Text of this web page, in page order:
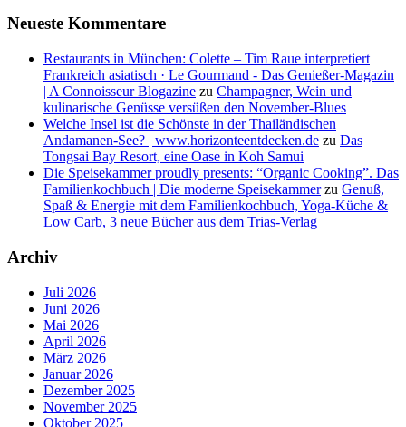
Neueste Kommentare
Restaurants in München: Colette – Tim Raue interpretiert
Frankreich asiatisch · Le Gourmand - Das Genießer-Magazin
| A Connoisseur Blogazine zu Champagner, Wein und
kulinarische Genüsse versüßen den November-Blues
Welche Insel ist die Schönste in der Thailändischen
Andamanen-See? | www.horizonteentdecken.de zu Das
Tongsai Bay Resort, eine Oase in Koh Samui
Die Speisekammer proudly presents: “Organic Cooking”. Das
Familienkochbuch | Die moderne Speisekammerzu Genuß,
Spaß & Energie mit dem Familienkochbuch, Yoga-Küche &
Low Carb, 3 neue Bücher aus dem Trias-Verlag
Archiv
Juli 2026
Juni 2026
Mai 2026
April 2026
März 2026
Januar 2026
Dezember 2025
November 2025
Oktober 2025